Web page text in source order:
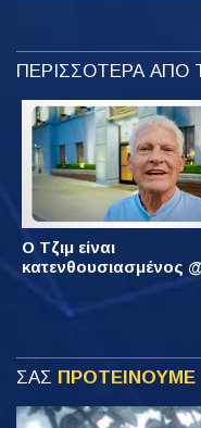
ΠΕΡΙΣΣΟΤΕΡΑ ΑΠΟ
Ο Τζιμ είναι
κατενθουσιασμένος
ΣΑΣ ΠΡΟΤΕΙΝΟΥΜΕ